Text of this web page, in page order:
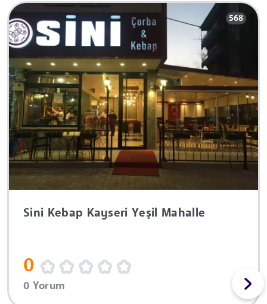
568
Sini Kebap Kayseri Yeşil Mahalle
0
0 Yorum